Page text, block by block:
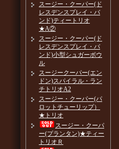
スージー・クーパー(ド
レスデンスプレイ・バ
ンド)ティートリオ
★A②
スージー・クーパー(ド
レスデンスプレイ・バ
ンド)小型シュガーボウ
ル
スージークーパー(エン
ドン)スパイラル・ラン
チトリオA2
スージー・クーパー(パ
ロットチューリップ）
★トリオ
スージー・クーパ
ー(プランタン)★ティー
トリオＲ